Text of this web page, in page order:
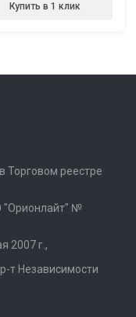
Купить в 1 клик
Торговом реестре
"Орионлайт" №
2007 г.,
т Независимости